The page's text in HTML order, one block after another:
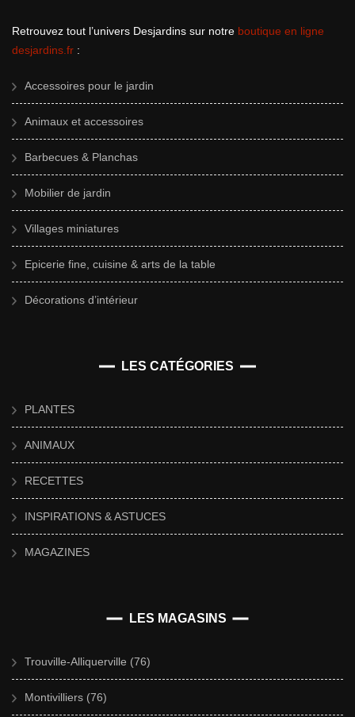
Retrouvez tout l’univers Desjardins sur notre boutique en ligne
desjardins.fr :
Accessoires pour le jardin
Animaux et accessoires
Barbecues & Planchas
Mobilier de jardin
Villages miniatures
Epicerie fine, cuisine & arts de la table
Décorations d’intérieur
LES CATÉGORIES
PLANTES
ANIMAUX
RECETTES
INSPIRATIONS & ASTUCES
MAGAZINES
LES MAGASINS
Trouville-Alliquerville (76)
Montivilliers (76)